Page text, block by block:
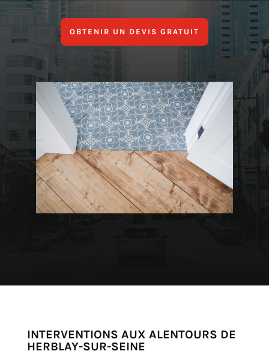
OBTENIR UN DEVIS GRATUIT
INTERVENTIONS AUX ALENTOURS DE
HERBLAY-SUR-SEINE